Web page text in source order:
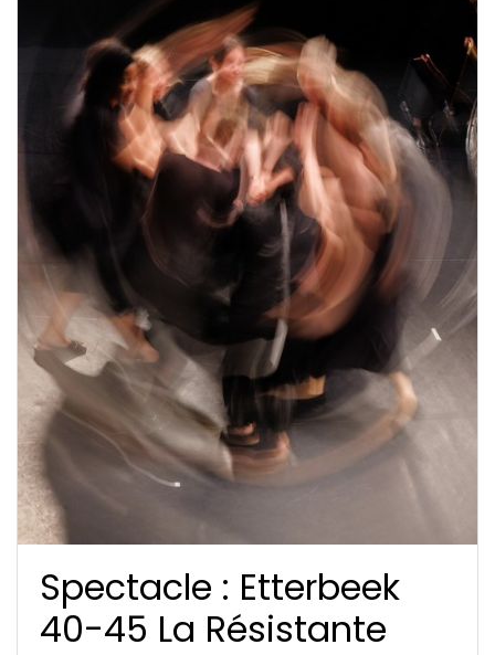
Spectacle : Etterbeek
40-45 La Résistante